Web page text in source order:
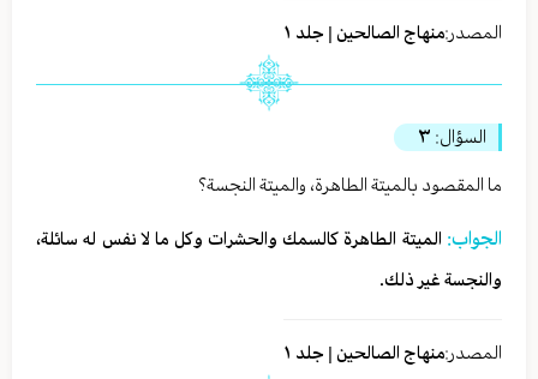
المصدر:منهاج الصالحين | جلد ١
السؤال: ٣
ما المقصود بالميتة الطاهرة، والميتة النجسة؟
الجواب: الميتة الطاهرة كالسمك والحشرات وكل ما لا نفس له سائلة،
والنجسة غير ذلك.
المصدر:منهاج الصالحين | جلد ١